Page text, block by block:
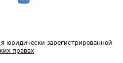
юридически зарегистрированной
правах